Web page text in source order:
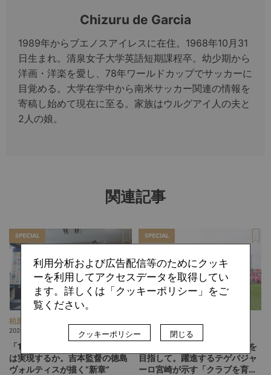
Chizuru de Garcia
1989年からブエノスアイレスに在住。1968年10月31
日生まれ。清泉女子大学英語短期課程卒。幼少期から
洋画・洋楽を愛し、78年ワールドカップでサッカーに
目覚める。大学在学中から南米サッカー関連の情報を
寄稿し始めて現在に至る。家族はウルグアイ人の夫と
2人の娘。
関連記事
SPECIAL
柏原 敏
2026.08.06
「13人、14人」のフットボール
は実現するか。吉本監督の徳島
ヴォルティスが描く“新章”
SPECIAL
2026.08.05
「みんなのセカンドクラブ」を
目指して。躍進するテゲバジャ
ーロ宮崎が示す「クラブを育て
利用分析および広告配信等のためにクッキ
ーを利用してアクセスデータを取得してい
ます。詳しくは「クッキーポリシー」をご
覧ください。
クッキーポリシー 閉じる